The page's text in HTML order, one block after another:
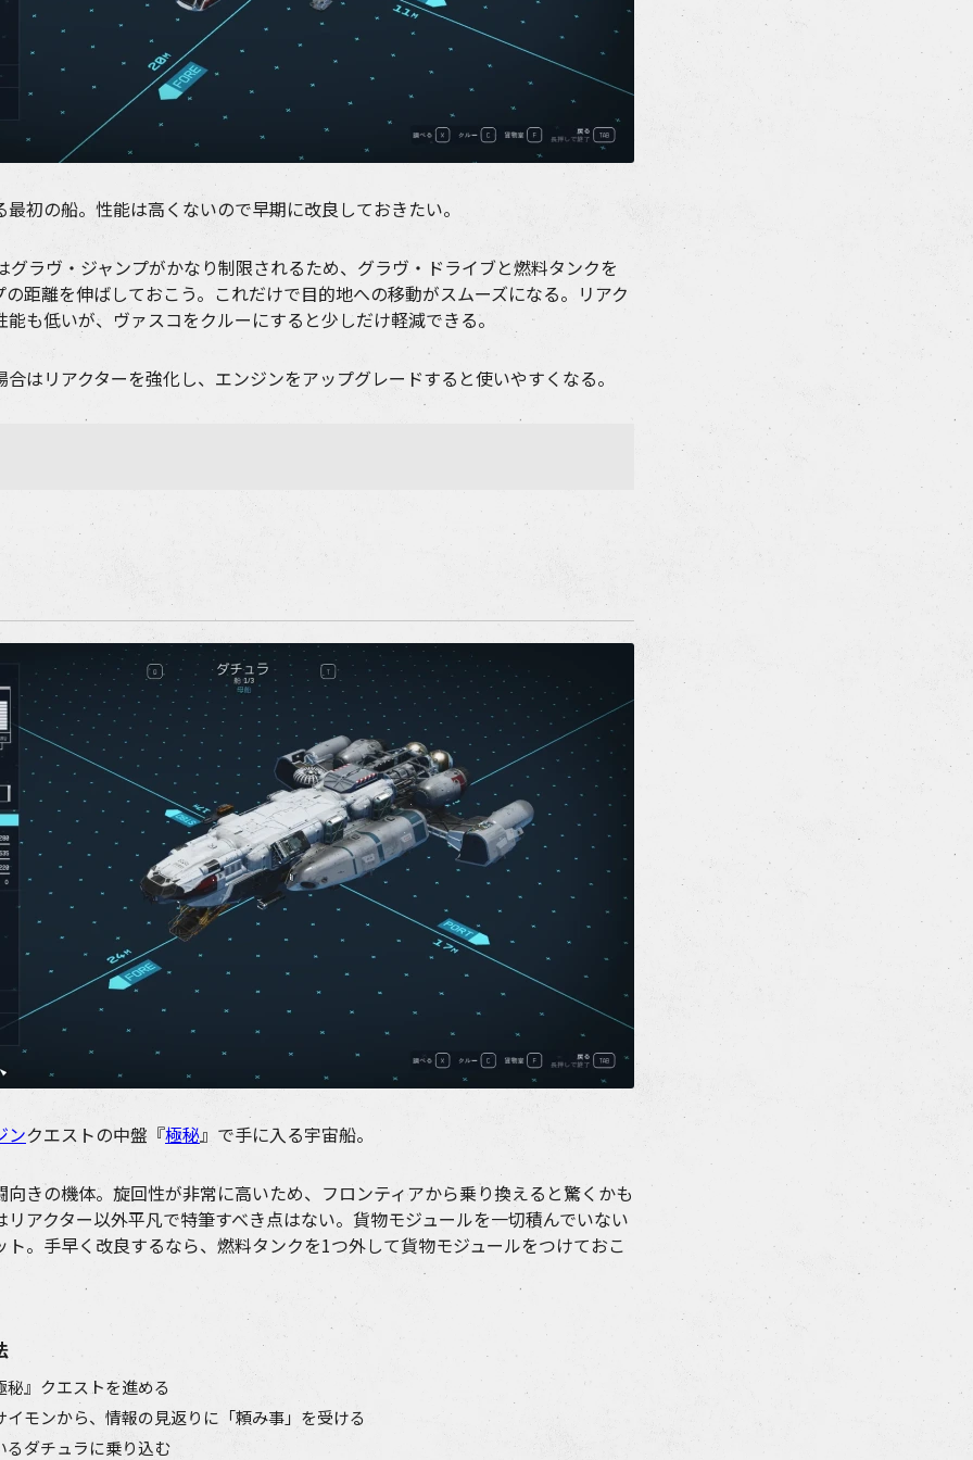
初の船。性能は高くないので早期に改良しておきたい。
グラヴ・ジャンプがかなり制限されるため、グラヴ・ドライブと燃料タンクを
距離を伸ばしておこう。これだけで目的地への移動がスムーズになる。リアク
も低いが、ヴァスコをクルーにすると少しだけ軽減できる。
はリアクターを強化し、エンジンをアップグレードすると使いやすくなる。
ンクエストの中盤『極秘』で手に入る宇宙船。
向きの機体。旋回性が非常に高いため、フロンティアから乗り換えると驚くかも
アクター以外平凡で特筆すべき点はない。貨物モジュールを一切積んでいない
ト。手早く改良するなら、燃料タンクを1つ外して貨物モジュールをつけておこ
』クエストを進める
モンから、情報の見返りに「頼み事」を受ける
るダチュラに乗り込む